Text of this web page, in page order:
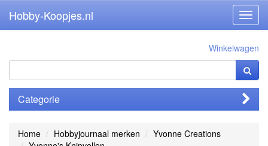
Hobby-Koopjes.nl
Winkelwagen
Categorie
Home Hobbyjournaal merken
Yvonne Creations